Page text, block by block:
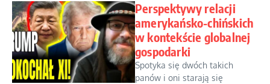
Perspektywy relacji
amerykańsko-chińskich
w kontekście globalnej
gospodarki
Spotyka się dwóch takich
panów i oni starają się